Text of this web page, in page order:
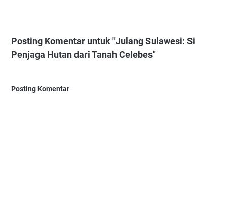
Posting Komentar untuk "Julang Sulawesi: Si
Penjaga Hutan dari Tanah Celebes"
Posting Komentar